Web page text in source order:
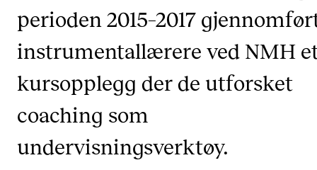
Bærekraftig musiker
EX CEMPE
SKUBA
perioden 2015–2017
instrumentallærere ved NMH
kursopplegg der de utforsket
coaching som
undervisningsverktøy.